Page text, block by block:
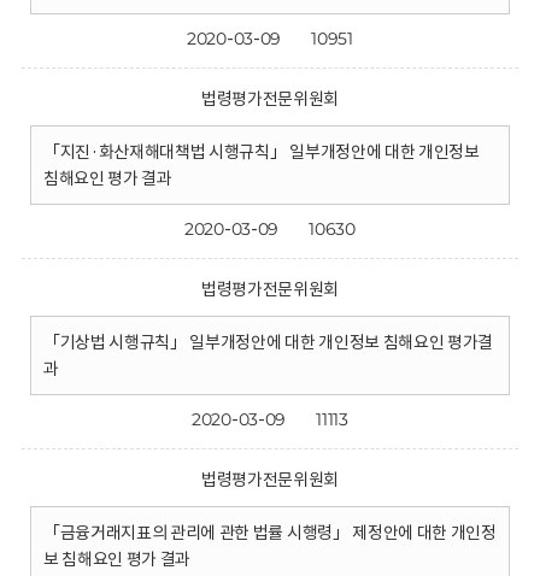
2020-03-09 10951
법령평가전문위원회
「지진·화산재해대책법 시행규칙」 일부개정안에 대한 개인정보
침해요인 평가 결과
2020-03-09 10630
법령평가전문위원회
「기상법 시행규칙」 일부개정안에 대한 개인정보 침해요인 평가결
과
2020-03-09 11113
법령평가전문위원회
「금융거래지표의 관리에 관한 법률 시행령」 제정안에 대한 개인정
보 침해요인 평가 결과